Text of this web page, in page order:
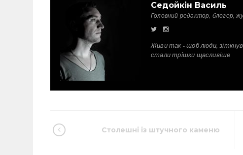
Седойкін Василь
Головний редактор, блогер,
Живи так - щоб люди,
стали трішки щасливіше
Столешні із штучного каменю